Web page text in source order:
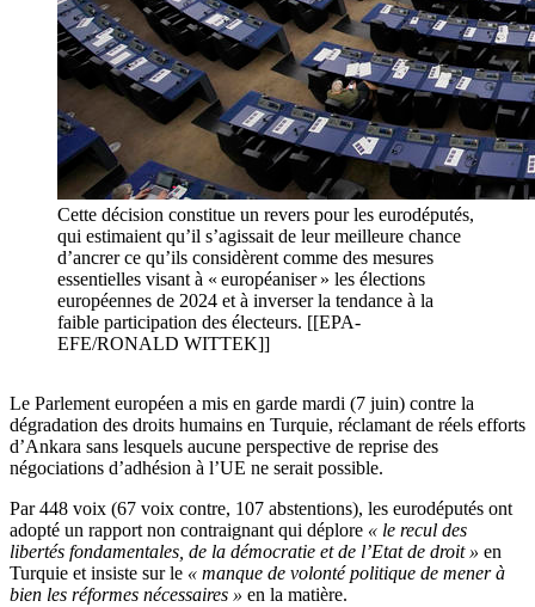
Cette décision constitue un revers pour les eurodéputés,
qui estimaient qu’il s’agissait de leur meilleure chance
d’ancrer ce qu’ils considèrent comme des mesures
essentielles visant à « européaniser » les élections
européennes de 2024 et à inverser la tendance à la
faible participation des électeurs. [[EPA-
EFE/RONALD WITTEK]]
Le Parlement européen a mis en garde mardi (7 juin) contre la
dégradation des droits humains en Turquie, réclamant de réels efforts
d’Ankara sans lesquels aucune perspective de reprise des
négociations d’adhésion à l’UE ne serait possible.
Par 448 voix (67 voix contre, 107 abstentions), les eurodéputés ont
adopté un rapport non contraignant qui déplore « le recul des
libertés fondamentales, de la démocratie et de l’Etat de droit » en
Turquie et insiste sur le « manque de volonté politique de mener à
bien les réformes nécessaires » en la matière.